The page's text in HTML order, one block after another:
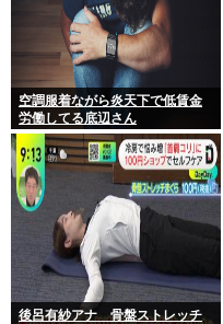
空調服着ながら炎天下で低賃金
労働してる底辺さん
後呂有紗アナ 骨盤ストレッチ